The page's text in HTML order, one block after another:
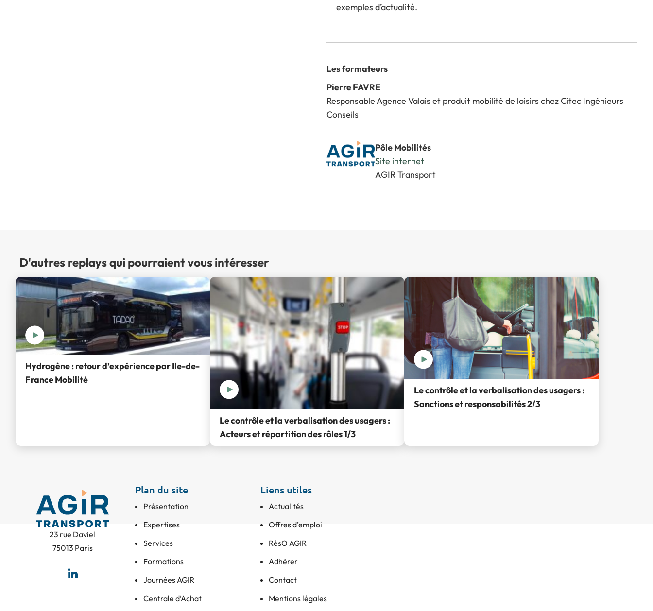
exemples d’actualité.
Les formateurs
Pierre FAVRE
Responsable Agence Valais et produit mobilité de loisirs chez Citec Ingénieurs
Conseils
Pôle Mobilités
Site internet
AGIR Transport
D'autres replays qui pourraient vous intéresser
Hydrogène : retour d’expérience par Ile-de-
France Mobilité
Le contrôle et la verbalisation des usagers :
Acteurs et répartition des rôles 1/3
Le contrôle et la verbalisation des usagers :
Sanctions et responsabilités 2/3
23 rue Daviel
75013 Paris
Plan du site
Présentation
Expertises
Services
Formations
Journées AGIR
Centrale d’Achat
Liens utiles
Actualités
Offres d’emploi
RésO AGIR
Adhérer
Contact
Mentions légales